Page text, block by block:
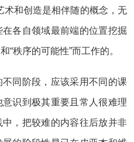
术和创造是相伴随的概念，无
各自领域最前端的位置挖掘
“秩序的可能性”而工作的。
同阶段，应该采用不同的课
识到极其重要且常人很难理
，把较难的内容往后放并非